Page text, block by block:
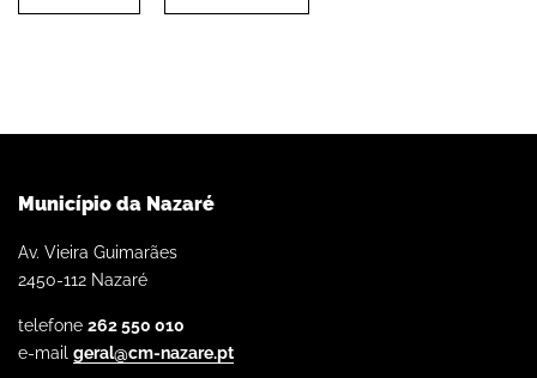
Município da Nazaré
Av. Vieira Guimarães
2450-112 Nazaré
telefone 262 550 010
e-mail geral@cm-nazare.pt